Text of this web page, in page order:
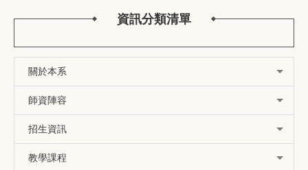
資訊分類清單
關於本系
師資陣容
招生資訊
教學課程